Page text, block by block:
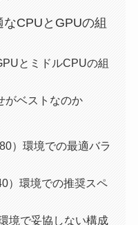
CPUとGPUの組
とミドルCPUの組
がベストなのか
）環境での最適バラ
）環境での推奨スペ
境で妥協しない構成